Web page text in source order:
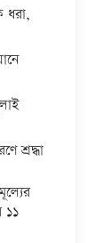
ধরা,
শ্রদ্ধা
১১